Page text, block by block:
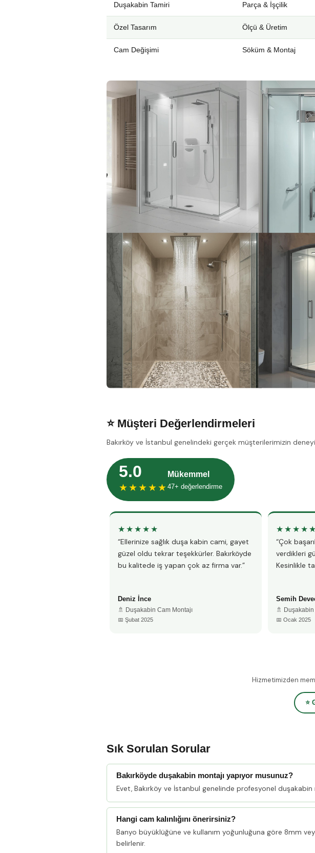
Duşakabin Tamiri Parça & İşçilik
Özel Tasarım Ölçü & Üretim
Cam Değişimi Söküm & Montaj
⭐ Müşteri Değerlendirmeleri
Bakırköy ve İstanbul genelindeki gerçek müşterilerimizin
5.0
★★★★★
Mükemmel
47+ değerlendirme
★★★★★
“Ellerinize sağlık duşa kabin cami, gayet
güzel oldu tekrar teşekkürler. Bakırköyde
bu kalitede iş yapan çok az firma var.”
Deniz İnce
🚿 Duşakabin Cam Montajı
📅 Şubat 2025
★★★★★
“Çok
verdikleri
Kesinlikle
Semih
🚿 Duşakabin
📅 Ocak 2025
Hizmetimizden
⭐
Sık Sorulan Sorular
Bakırköyde duşakabin montajı yapıyor musunuz?
Evet, Bakırköy ve İstanbul genelinde profesyonel
Hangi cam kalınlığını önerirsiniz?
Banyo büyüklüğüne ve kullanım yoğunluğuna göre 8mm
belirlenir.